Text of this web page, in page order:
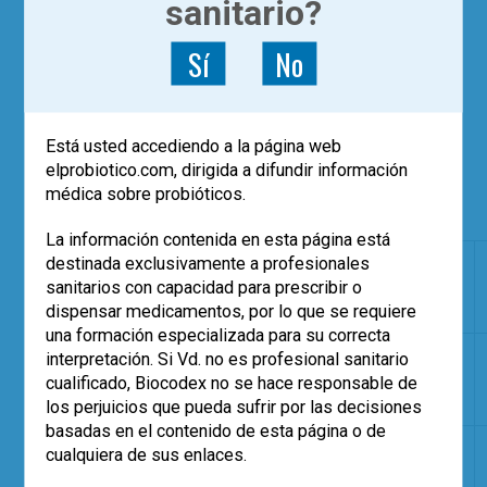
En conclusión, existen por el momento
estudios
para concluir que los
probióticos puedan recomendarse de
manera rutinaria en el tratamiento de la
halitosis, aunque los resultados son
esperanzadores y abren una nueva
alternativa terapéutica a este problema tan
difícil de resolver.
AUTOR CEPAS
FORMA
Kang
(2006)
Weissella
cibaria
Enjuague
bucal
Burton
Streptococcus
sanitario?
Sí No
Está usted accediendo a la página web
elprobiotico.com, dirigida a difundir información
médica sobre probióticos.
La información contenida en esta página está
destinada exclusivamente a profesionales
sanitarios con capacidad para prescribir o
dispensar medicamentos, por lo que se requiere
una formación especializada para su correcta
interpretación. Si Vd. no es profesional sanitario
cualificado, Biocodex no se hace responsable de
los perjuicios que pueda sufrir por las decisiones
basadas en el contenido de esta página o de
cualquiera de sus enlaces.